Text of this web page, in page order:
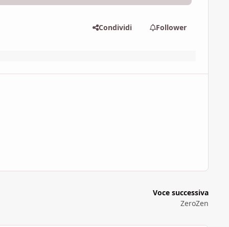
Condividi Follower
Voce successiva
ZeroZen